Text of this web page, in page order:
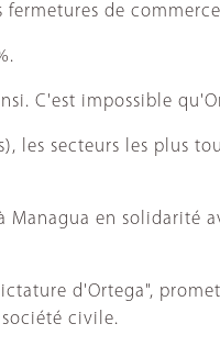
de
C'est impossible
secteurs les plus
en solidarité
d'Ortega",
civile.